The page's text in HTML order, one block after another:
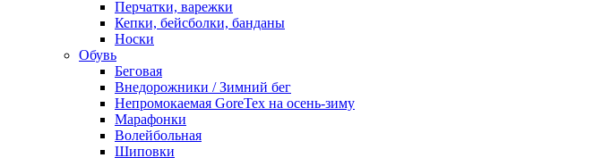
Перчатки, варежки
Кепки, бейсболки, банданы
Носки
Обувь
Беговая
Внедорожники / Зимний бег
Непромокаемая GoreTex на осень-зиму
Марафонки
Волейбольная
Шиповки